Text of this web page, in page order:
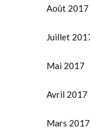
Août 2017
Juillet
Mai 2017
Avril 2017
Mars 2017